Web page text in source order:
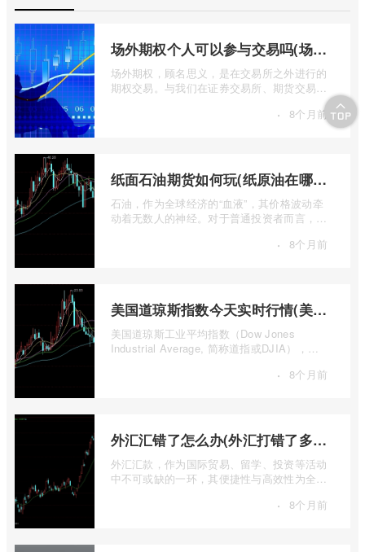
场外期权个人可以参与交易吗(场外个股期权怎样交易)
场外期权，顾名思义，是在交易所之外进行的
期权交易。与我们在证券交易所、期货交易所
· 8个月前
纸面石油期货如何玩(纸原油在哪里交易)
石油，作为全球经济的“血液”，其价格波动牵
动着无数人的神经。对于普通投资者而言，直
· 8个月前
美国道琼斯指数今天实时行情(美国道琼斯指数期货指数实时行情)
美国道琼斯工业平均指数（Dow Jones
Industrial Average, 简称道指或DJIA），无
· 8个月前
外汇汇错了怎么办(外汇打错了多久退回来)
外汇汇款，作为国际贸易、留学、投资等活动
中不可或缺的一环，其便捷性与高效性为全球
· 8个月前